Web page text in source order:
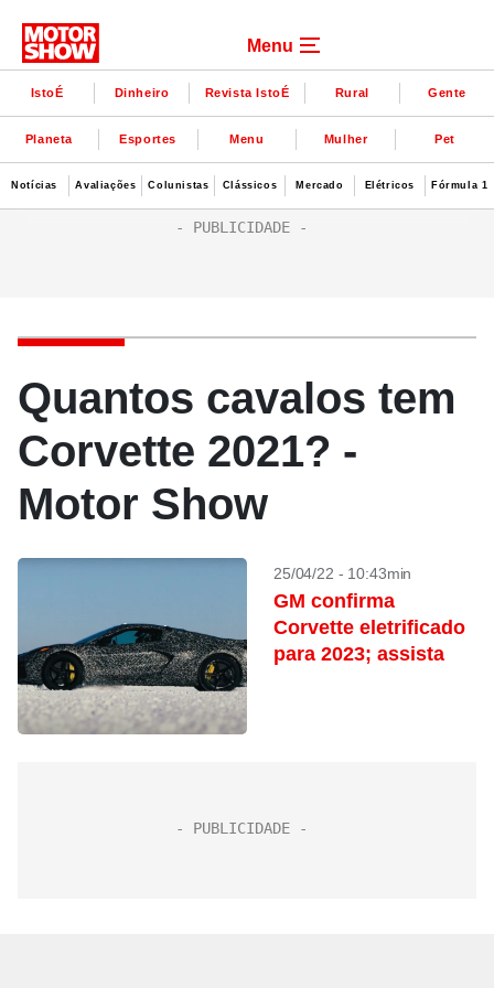
Menu
IstoÉ Dinheiro Revista IstoÉ Rural Gente
Planeta Esportes Menu Mulher Pet
Notícias Avaliações Colunistas Clássicos Mercado Elétricos Fórmula 1
Quantos cavalos tem
Corvette 2021? -
Motor Show
25/04/22 - 10:43min
GM confirma
Corvette eletrificado
para 2023; assista